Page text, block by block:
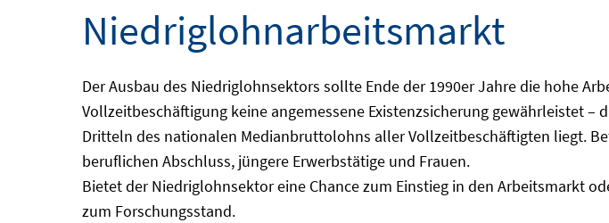
Niedriglohnarbeitsmarkt
Der Ausbau des Niedriglohnsektors sollte Ende der 1990er Jahre die hohe
Vollzeitbeschäftigung keine angemessene Existenzsicherung gewährleistet
Dritteln des nationalen Medianbruttolohns aller Vollzeitbeschäftigten liegt.
beruflichen Abschluss, jüngere Erwerbstätige und Frauen.
Bietet der Niedriglohnsektor eine Chance zum Einstieg in den Arbeitsmarkt
zum Forschungsstand.